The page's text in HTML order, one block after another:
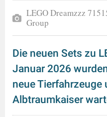
LEGO Dreamzzz
Group
Die neuen Sets zu
Januar 2026
neue Tierfahrzeuge
Albtraumkaiser